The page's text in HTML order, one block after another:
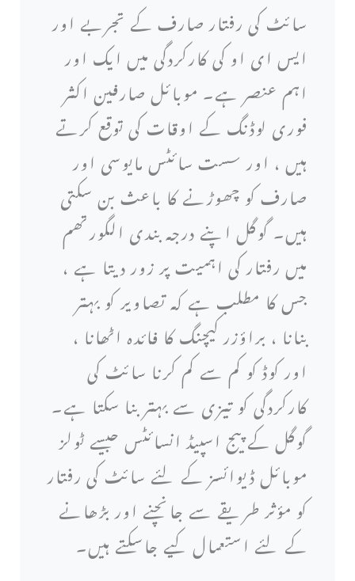
سائٹ کی رفتار صارف کے تجربے اور
ایس ای او کی کارکردگی میں ایک اور
اہم عنصر ہے۔ موبائل صارفین اکثر
فوری لوڈنگ کے اوقات کی توقع کرتے
ہیں ، اور سست سائٹس مایوسی اور
صارف کو چھوڑنے کا باعث بن سکتی
ہیں۔ گوگل اپنے درجہ بندی الگورتھم
میں رفتار کی اہمیت پر زور دیتا ہے ،
جس کا مطلب ہے کہ تصاویر کو بہتر
بنانا ، براؤزر کیچنگ کا فائدہ اٹھانا ،
اور کوڈ کو کم سے کم کرنا سائٹ کی
کارکردگی کو تیزی سے بہتر بنا سکتا ہے۔
گوگل کے پیج اسپیڈ انسائٹس جیسے ٹولز
موبائل ڈیوائسز کے لئے سائٹ کی رفتار
کو مؤثر طریقے سے جانچنے اور بڑھانے
کے لئے استعمال کیے جاسکتے ہیں۔